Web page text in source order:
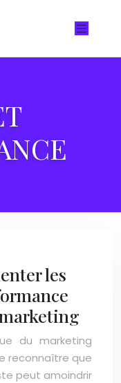
les
du marketing
reconnaître que
peut amoindrir